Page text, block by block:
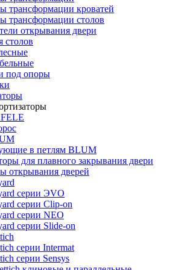
трансформации кроватей
трансформации столов
открывания двери
столов
под опоры
в петлям BLUM
для плавного закрывания двери
открывания дверей
серии ЭVO
серии Clip-on
серии NEO
серии Slide-on
серии Intermat
серии Sensys